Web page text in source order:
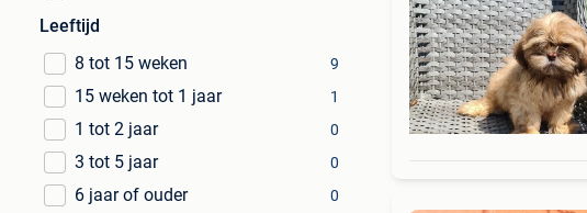
Leeftijd
8 tot 15 weken
9
15 weken tot 1 jaar 1
1 tot 2 jaar 0
3 tot 5 jaar 0
6 jaar of ouder 0